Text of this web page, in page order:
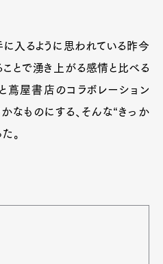
入るように思われている昨今
とで湧き上がる感情と比べる
蔦屋書店のコラボレーション
なものにする、そんな“きっか
。